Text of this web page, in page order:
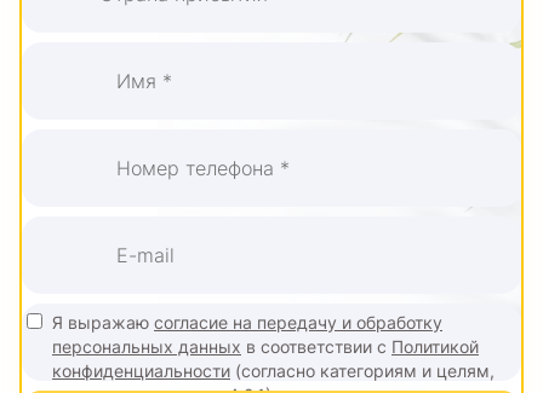
Я выражаю согласие на передачу и обработку
персональных данных в соответствии с Политикой
конфиденциальности (согласно категориям и целям,